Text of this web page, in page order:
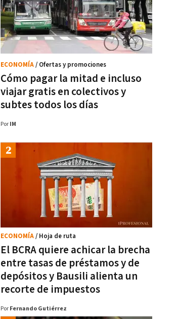
Cómo pagar la mitad e incluso
viajar gratis en colectivos y
subtes todos los días
ECONOMÍA/ Ofertas y promociones
Por IM
El BCRA quiere achicar la brecha
entre tasas de préstamos y de
depósitos y Bausili alienta un
recorte de impuestos
ECONOMÍA/ Hoja de ruta
Por Fernando Gutiérrez